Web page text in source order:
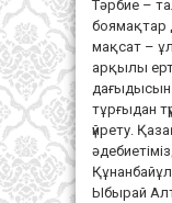
Тәрбие –
боямақтар
мақсат –
арқылы
тұрғыдан
үйрету.
Ыбырай